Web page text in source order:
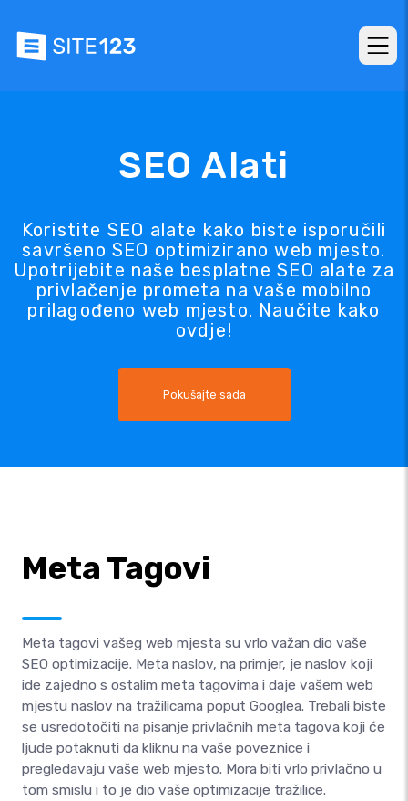
SEO Alati
Koristite SEO alate kako biste isporučili
savršeno SEO optimizirano web mjesto.
Upotrijebite naše besplatne SEO alate za
privlačenje prometa na vaše mobilno
prilagođeno web mjesto. Naučite kako
ovdje!
Pokušajte sada
Meta Tagovi
Meta tagovi vašeg web mjesta su vrlo važan dio vaše
SEO optimizacije. Meta naslov, na primjer, je naslov koji
ide zajedno s ostalim meta tagovima i daje vašem web
mjestu naslov na tražilicama poput Googlea. Trebali biste
se usredotočiti na pisanje privlačnih meta tagova koji će
ljude potaknuti da kliknu na vaše poveznice i
pregledavaju vaše web mjesto. Mora biti vrlo privlačno u
tom smislu i to je dio vaše optimizacije tražilice.